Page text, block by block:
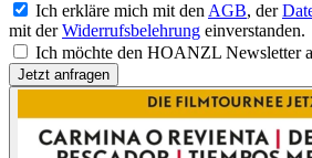
Ich erkläre mich mit den AGB, der
mit derWiderrufsbelehrung einverstanden.
Ich möchte den HOANZL Newsletter